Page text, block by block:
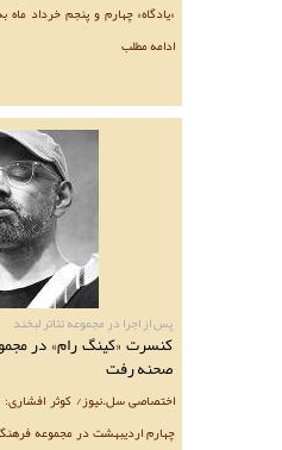
«یادگاه» چهارم و پنجم خرداد
ادامه مطلب
پس از اجرا در مجموعه ‌تئاتر ‌لبخند
کنسرت «کینگ رام» در
صحنه رفت
اختصاصی سل.نیوز/ کوثر
چهارم اردیبهشت در مجموعه